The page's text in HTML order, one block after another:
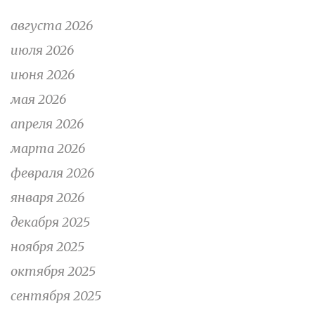
августа 2026
июля 2026
июня 2026
мая 2026
апреля 2026
марта 2026
февраля 2026
января 2026
декабря 2025
ноября 2025
октября 2025
сентября 2025